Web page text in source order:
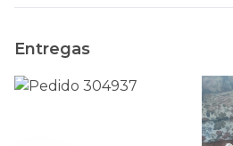
Entregas